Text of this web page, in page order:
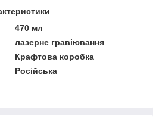
470 мл
лазерне гравіювання
Крафтова коробка
Російська